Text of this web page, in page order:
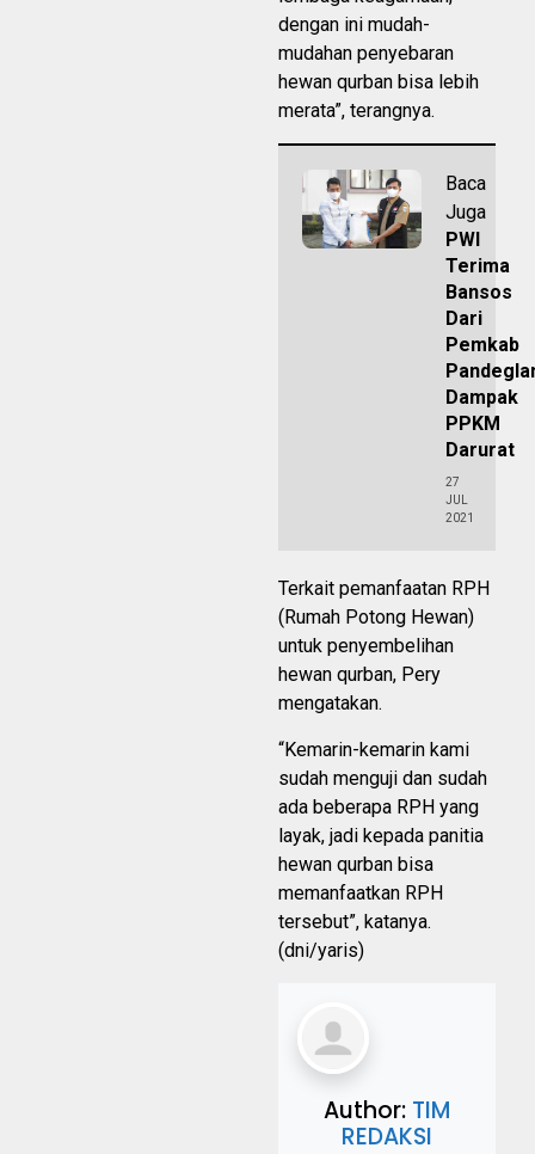
dengan ini mudah-
mudahan penyebaran
hewan qurban bisa lebih
merata”, terangnya.
Baca
Juga
PWI
Terima
Bansos
Dari
Pemkab
Dampak
PPKM
Darurat
27
JUL
2021
Terkait pemanfaatan RPH
(Rumah Potong Hewan)
untuk penyembelihan
hewan qurban, Pery
mengatakan.
“Kemarin-kemarin kami
sudah menguji dan sudah
ada beberapa RPH yang
layak, jadi kepada panitia
hewan qurban bisa
memanfaatkan RPH
tersebut”, katanya.
(dni/yaris)
Author: TIM
REDAKSI